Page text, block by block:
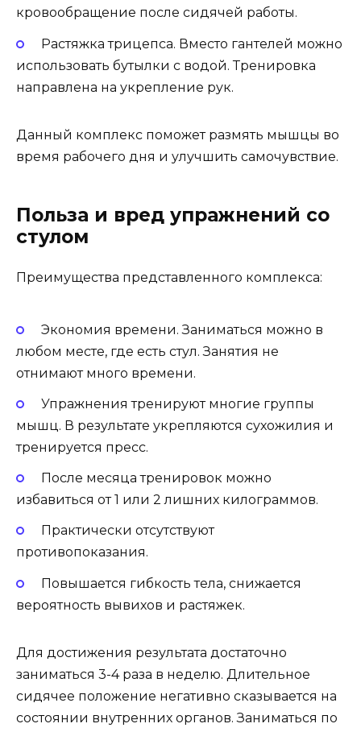
кровообращение после сидячей работы.
Растяжка трицепса. Вместо гантелей можно
использовать бутылки с водой. Тренировка
направлена на укрепление рук.
Данный комплекс поможет размять мышцы во
время рабочего дня и улучшить самочувствие.
Польза и вред упражнений со
стулом
Преимущества представленного комплекса:
Экономия времени. Заниматься можно в
любом месте, где есть стул. Занятия не
отнимают много времени.
Упражнения тренируют многие группы
мышц. В результате укрепляются сухожилия и
тренируется пресс.
После месяца тренировок можно
избавиться от 1 или 2 лишних килограммов.
Практически отсутствуют
противопоказания.
Повышается гибкость тела, снижается
вероятность вывихов и растяжек.
Для достижения результата достаточно
заниматься 3-4 раза в неделю. Длительное
сидячее положение негативно сказывается на
состоянии внутренних органов. Заниматься по